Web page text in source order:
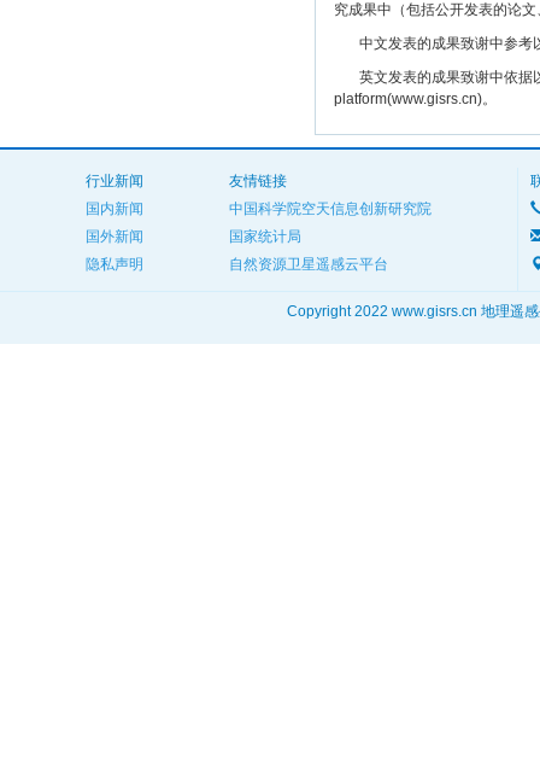
究成果中（包括公开发表的论
中文发表的成果致谢中参考
英文发表的成果致谢中依据
platform(www.gisrs.cn)。
行业新闻
国内新闻
国外新闻
隐私声明
友情链接
中国科学院空天信息创新研究院
国家统计局
自然资源卫星遥感云平台
Copyright 2022 www.gisrs.cn 地理遥